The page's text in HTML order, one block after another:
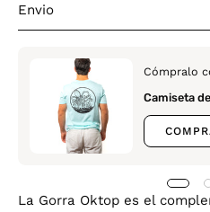
Envio
Cómpralo
Camiseta
La Gorra Oktop es el